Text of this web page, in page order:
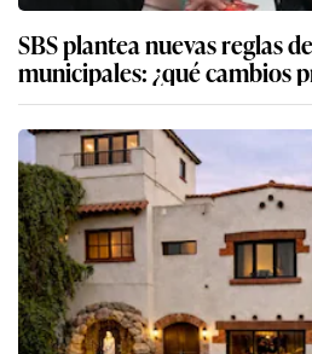
SBS plantea nuevas reglas
municipales: ¿qué cambios